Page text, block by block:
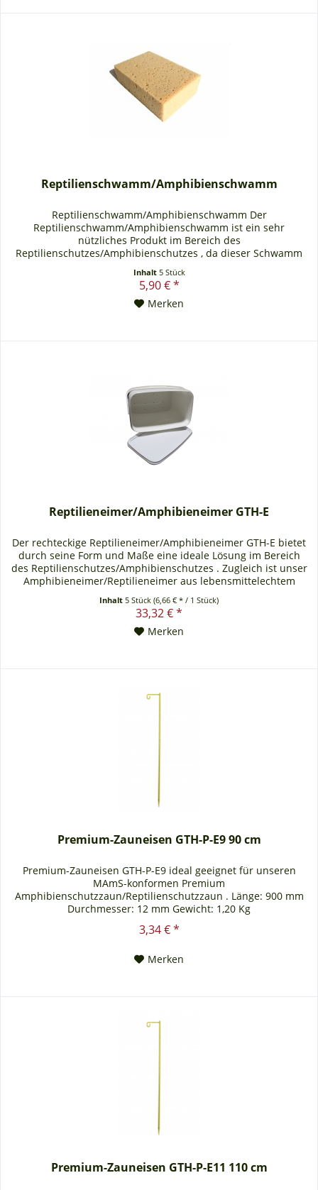
Reptilienschwamm/Amphibienschwamm
Reptilienschwamm/Amphibienschwamm Der
Reptilienschwamm/Amphibienschwamm ist ein sehr
nützliches Produkt im Bereich des
Reptilienschutzes/Amphibienschutzes , da dieser Schwamm
falls sich diese etwas länger in unserem bestens dafür
geeigneten Reptilieneimer/Amphibieneimer befinden. Maße:
15cm x 10cm x 5cm (LxBxH) Farbe:...
Inhalt 5 Stück
5,90 € *
Merken
Reptilieneimer/Amphibieneimer GTH-E
Der rechteckige Reptilieneimer/Amphibieneimer GTH-E bietet
durch seine Form und Maße eine ideale Lösung im Bereich
des Reptilienschutzes/Amphibienschutzes . Zugleich ist unser
Amphibieneimer/Reptilieneimer aus lebensmittelechtem
kommen die auf Wunsch gefertigten
Entwässerungsöffnungen, die das Ablaufen und Absickern...
Inhalt 5 Stück(6,66 € * / 1 Stück)
33,32 € *
Merken
Premium-Zauneisen GTH-P-E9 90 cm
Premium-Zauneisen GTH-P-E9 ideal geeignet für unseren
MAmS-konformen Premium
Amphibienschutzzaun/Reptilienschutzzaun . Länge: 900 mm
Durchmesser: 12 mm Gewicht: 1,20 Kg
3,34 € *
Merken
Premium-Zauneisen GTH-P-E11 110 cm